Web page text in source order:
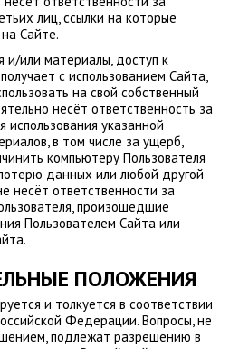
лиц, ссылки на которые
Сайте.
или материалы, доступ к
с использованием Сайта,
на свой собственный
несёт ответственность за
указанной
в том числе за ущерб,
компьютеру Пользователя
данных или любой другой
несёт ответственности за
произошедшие
Пользователем Сайта или
ПОЛОЖЕНИЯ
и толкуется в соответствии
Федерации. Вопросы, не
подлежат разрешению в